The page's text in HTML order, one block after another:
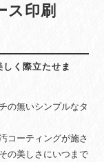
ス印刷
く際立たせま
の無いシンプルなタ
コーティングが施さ
の美しさにいつまで